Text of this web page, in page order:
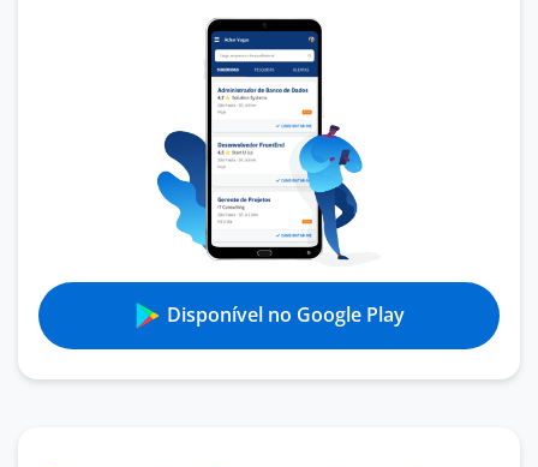
Disponível no Google Play